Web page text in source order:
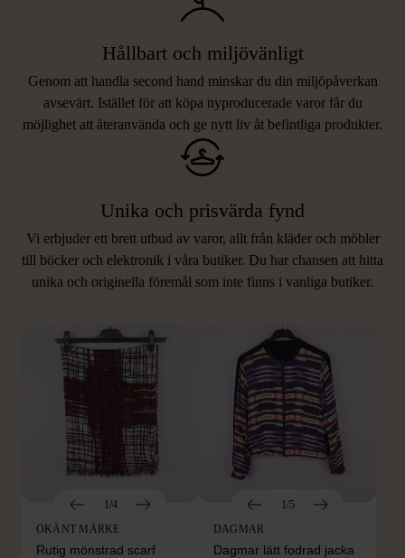
Hållbart och miljövänligt
Genom att handla second hand minskar du din miljöpåverkan
avsevärt. Istället för att köpa nyproducerade varor får du
möjlighet att återanvända och ge nytt liv åt befintliga produkter.
Unika och prisvärda fynd
Vi erbjuder ett brett utbud av varor, allt från kläder och möbler
till böcker och elektronik i våra butiker. Du har chansen att hitta
unika och originella föremål som inte finns i vanliga butiker.
LIKNANDE PRODUKTER
Hitta produkter som påminner om denna
1/4
OKÄNT MÄRKE
Rutig mönstrad scarf
1/5
DAGMAR
Dagmar lätt fodrad jacka